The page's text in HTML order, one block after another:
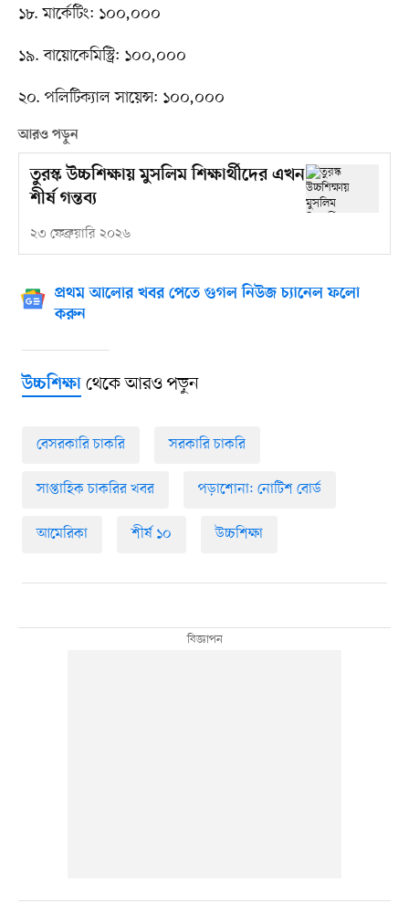
১৮. মার্কেটিং: ১০০,০০০
১৯. বায়োকেমিস্ট্রি: ১০০,০০০
২০. পলিটিক্যাল সায়েন্স: ১০০,০০০
আরও পড়ুন
তুরস্ক উচ্চশিক্ষায় মুসলিম শিক্ষার্থীদের এখন
শীর্ষ গন্তব্য
২৩ ফেব্রুয়ারি ২০২৬
প্রথম আলোর খবর পেতে গুগল নিউজ চ্যানেল ফলো
করুন
উচ্চশিক্ষাথেকে আরও পড়ুন
বেসরকারি চাকরি সরকারি চাকরি
সাপ্তাহিক চাকরির খবর পড়াশোনা: নোটিশ বোর্ড
আমেরিকা শীর্ষ ১০ উচ্চশিক্ষা